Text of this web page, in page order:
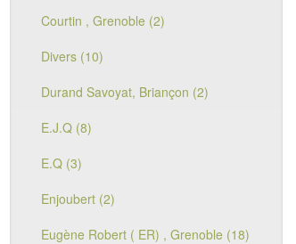
Courtin , Grenoble (2)
Divers (10)
Durand Savoyat, Briançon (2)
E.J.Q (8)
E.Q (3)
Enjoubert (2)
Eugène Robert ( ER) , Grenoble (18)